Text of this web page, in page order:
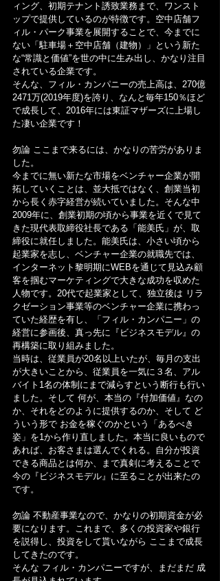
ィング、初期テナント誘致業務まで、ワンスト
ップで提供しているのが特徴です。空中店舗フ
ィル・パーク事業を展開することで、今までに
ない「駐車場＋空中店舗（建物）」という新た
な“常識と価値”を世の中に生み出し、かなり注目
されている企業です。
そんな、フィル・カンパニーの売上高は、270億
2471万(2019年度)を誇り、なんと毎年150％ほど
で成長して、2016年には東証マザーズに上場し
た凄い企業です！
勿論 ここまで来るには、かなりの苦労がありま
した。
今までに無い新たな市場をベンチャー企業が開
拓していくことは、並大抵ではなく、創業当初
から長く赤字経営が続いていました。そんな中
2009年に、創業初期の頃から事業を近くで見て
きた現代表取締役社長である「能美氏」が、取
締役に就任しました。能美氏は、小さい頃から
起業家を志し、ベンチャー企業の就職先では、
インターネット黎明期にWEBを通じて見込み顧
客を掴むマーケティングで大きな成功を収めた
人物です。20代で起業家として、独立後は リラ
クゼーション事業等のベンチャー企業に携わっ
ていた経歴を有し、「フィル・カンパニー」の
経営に参画後、真っ先に『ビジネスモデル』の
再構築に取り組みました。
当時は、従業員が20名以上いたが、毎月の支出
が大きいことから、従業員を一気に３名、アル
バイト1名の体制にまで減らすという断行も行い
ました。そして 何が、本当の『付加価値』なの
か、それをどのように提供するのか、そして ど
ういう形で お金を稼ぐのかという「あるべき
姿」を1から作り直しました。本当に良いもので
あれば、お客さまは選んでくれる。自分が投資
できる商品とは何か、まで真剣に考えることで
今の『ビジネスモデル』に至ることが出来たの
です。
勿論 不動産事業なので、かなりの初期資金が必
要になります。これまで、多くの投資家や銀行
を説得し、投資をして貰いながら ここまで成長
してきたのです。
そんな フィル・カンパニーですが、まだまだ 成